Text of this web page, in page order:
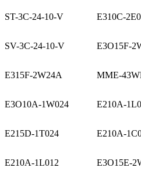
ST-3C-24-10-V E310C-
SV-3C-24-10-V E3O15F-
E315F-2W24A MME-
E3O10A-1W024 E210A-
E215D-1T024 E210A-
E210A-1L012 E3O15E-